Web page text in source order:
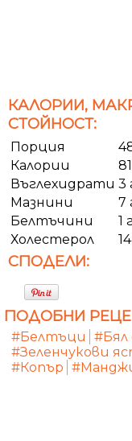
КАЛОРИИ,
СТОЙНОСТ:
Порция
Калории
Въглехидрати 3
Мазнини
7
Белтъчини
1
Холестерол
СПОДЕЛИ:
ПОДОБНИ
#Белтъци #Бял
#Зеленчукови
#Копър